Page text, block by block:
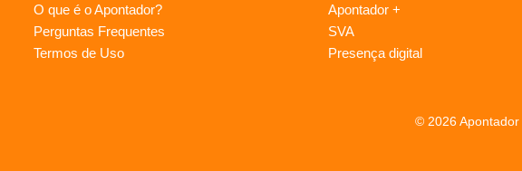
O que é o Apontador?
Perguntas Frequentes
Termos de Uso
Apontador +
SVA
Presença digital
© 2026 Apontador